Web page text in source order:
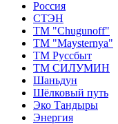
Россия
СТЭН
ТМ "Chugunoff"
ТМ "Maysternya"
ТМ Руссбыт
ТМ СИЛУМИН
Шаньдун
Шёлковый путь
Эко Тандыры
Энергия